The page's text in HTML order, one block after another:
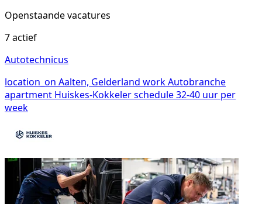
Openstaande vacatures
7 actief
Autotechnicus
location_on Aalten, Gelderland workAutobranche
apartment Huiskes-Kokkelerschedule32-40 uur per
week